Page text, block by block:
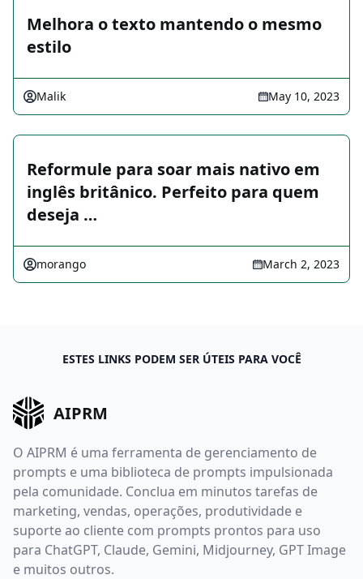
Melhora o texto mantendo o mesmo
estilo
Malik May 10, 2023
Reformule para soar mais nativo em
inglês britânico. Perfeito para quem
deseja …
morango March 2, 2023
ESTES LINKS PODEM SER ÚTEIS PARA VOCÊ
AIPRM
O AIPRM é uma ferramenta de gerenciamento de
prompts e uma biblioteca de prompts impulsionada
pela comunidade. Conclua em minutos tarefas de
marketing, vendas, operações, produtividade e
suporte ao cliente com prompts prontos para uso
para ChatGPT, Claude, Gemini, Midjourney, GPT Image
e muitos outros.